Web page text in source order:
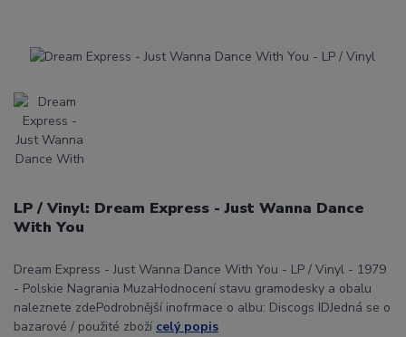
LP / Vinyl: Dream Express - Just Wanna Dance
With You
Dream Express - Just Wanna Dance With You - LP / Vinyl - 1979
- Polskie Nagrania MuzaHodnocení stavu gramodesky a obalu
naleznete zdePodrobnější inofrmace o albu: Discogs IDJedná se o
bazarové / použité zboží celý popis